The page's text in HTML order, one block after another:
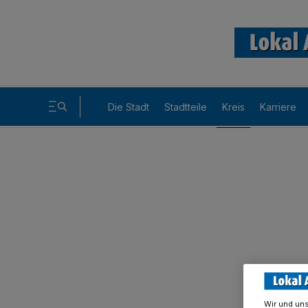
Die Stadt Stadtteile Kreis Karriere
Wir und